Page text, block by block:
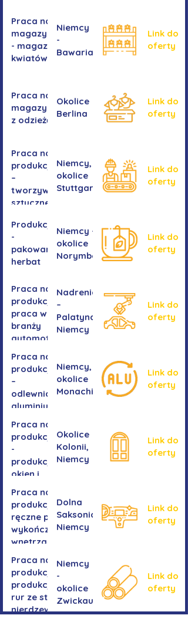
Praca na
magazynie
- magazyn
kwiatów
Niemcy
-
Bawaria
Link do
oferty
Praca na
magazynie
z odzieżą
Okolice
Berlina
Link do
oferty
Praca na
produkcji
–
tworzywa
sztuczne
Niemcy,
okolice
Stuttgartu
Link do
oferty
Produkcja
-
pakowanie
herbat
Niemcy -
okolice
Norymbergii
Link do
oferty
Praca na
produkcji -
praca w
branży
automotive
Nadrenia
–
Palatynat,
Niemcy
Link do
oferty
Praca na
produkcji
–
odlewnia
aluminium
Niemcy,
okolice
Monachium
Link do
oferty
Praca na
produkcji
-
produkcja
okien i
Okolice
Kolonii,
Niemcy
Link do
oferty
Praca na
produkcji -
ręczne prace
wykończeniowe
wnętrza aut
Dolna
Saksonia,
Niemcy
Link do
oferty
Praca na
produkcji-
produkcja
rur ze stali
nierdzewnej
Niemcy
-
okolice
Zwickau
Link do
oferty